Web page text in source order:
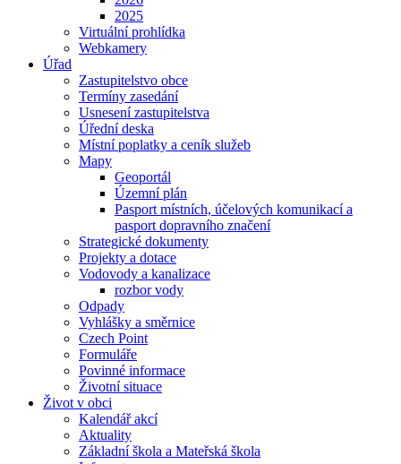
2025
Virtuální prohlídka
Webkamery
Úřad
Zastupitelstvo obce
Termíny zasedání
Usnesení zastupitelstva
Úřední deska
Místní poplatky a ceník služeb
Mapy
Geoportál
Územní plán
Pasport místních, účelových komunikací a
pasport dopravního značení
Strategické dokumenty
Projekty a dotace
Vodovody a kanalizace
rozbor vody
Odpady
Vyhlášky a směrnice
Czech Point
Formuláře
Povinné informace
Životní situace
Život v obci
Kalendář akcí
Aktuality
Základní škola a Mateřská škola